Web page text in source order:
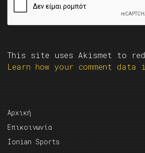
This site uses Akismet to
Learn how your comment data
Αρχική
Επικοινωνία
Ionian Sports